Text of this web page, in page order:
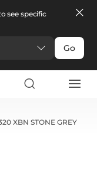
see specific
Go
XBN STONE GREY